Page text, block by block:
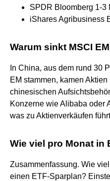
SPDR Bloomberg 1-3
iShares Agribusiness
Warum sinkt MSCI
In China, aus dem rund 30
EM stammen, kamen
chinesischen
Konzerne wie Alibaba oder
was zu Aktienverkäufen
Wie viel pro Monat in
Zusammenfassung. Wie
einen ETF-Sparplan?